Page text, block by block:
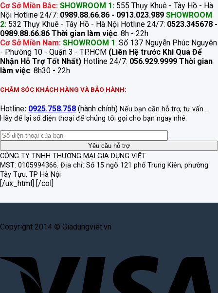
Cơ Sở Miền Bắc: SHOWROOM 1: 555 Thụy Khuê - Tây Hồ - Hà
Nội Hotline 24/7: 0989.88.66.86 - 0913.023.989 SHOWROOM
2: 532 Thụy Khuê - Tây Hồ - Hà Nội Hotline 24/7: 0523.345678 -
0989.88.66.86 Thời gian làm việc: 8h - 22h
Cơ Sở Miền Nam: SHOWROOM 1: Số 137 Nguyễn Phúc Nguyên
- Phường 10 - Quận 3 - TP.HCM (Liên Hệ trước Khi Qua Để
Nhận Hỗ Trợ Tốt Nhất) Hotline 24/7: 056.929.9999 Thời gian
làm việc: 8h30 - 22h
CHĂM SÓC KHÁCH HÀNG VÀ BẢO HÀNH:
Hotline: 0925.758.758 (hành chính) Nếu bạn cần hỗ trợ, tư vấn...
Hãy để lại số điện thoại để chúng tôi gọi cho bạn ngay nhé.
CÔNG TY TNHH THƯƠNG MẠI GIA DỤNG VIỆT
MST: 0105994366. Địa chỉ: Số 15 ngõ 121 phố Trung Kiên, phường
Tây Tựu, TP Hà Nội
[/ux_html] [/col]
Copyright 2014 © Giadungviet.vn